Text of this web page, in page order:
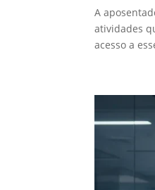
A
atividades
acesso a